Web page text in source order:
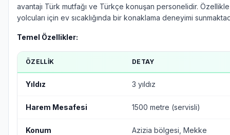
avantajı Türk mutfağı ve Türkçe konuşan personelidir.
yolcuları için ev sıcaklığında bir konaklama deneyimi
Temel Özellikler:
ÖZELLIK DETAY
Yıldız 3 yıldız
Harem Mesafesi 1500 metre (servisli)
Konum Azizia bölgesi, Mekke